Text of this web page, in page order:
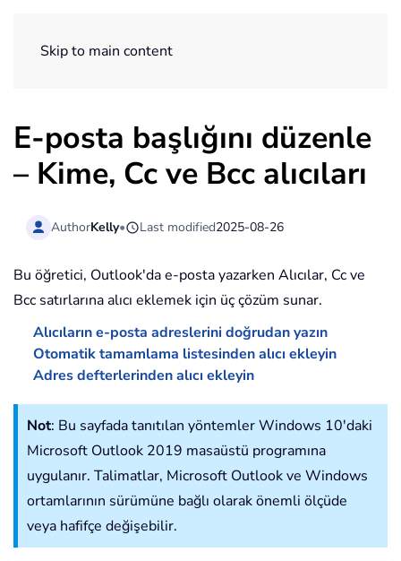
Skip to main content
E-posta başlığını düzenle
– Kime, Cc ve Bcc alıcıları
AuthorKelly• Last modified2025-08-26
Bu öğretici, Outlook'da e-posta yazarken Alıcılar, Cc ve
Bcc satırlarına alıcı eklemek için üç çözüm sunar.
Alıcıların e-posta adreslerini doğrudan yazın
Otomatik tamamlama listesinden alıcı ekleyin
Adres defterlerinden alıcı ekleyin
Not: Bu sayfada tanıtılan yöntemler Windows 10'daki
Microsoft Outlook 2019 masaüstü programına
uygulanır. Talimatlar, Microsoft Outlook ve Windows
ortamlarının sürümüne bağlı olarak önemli ölçüde
veya hafifçe değişebilir.